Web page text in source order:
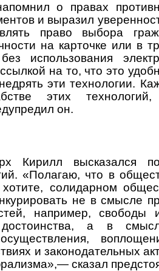
о правах
и выразил
право выбора
на карточке или в
использования
на то, что это
эти технологии.
этих
он.
Кирилл высказался
«Полагаю, что в
солидарном
не в смысле
например, свободы
а в
и законодательных
сказал